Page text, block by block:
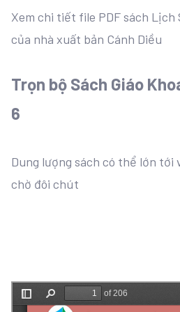
Xem chi tiết file PDF sách Lịch
của nhà xuất bản Cánh Diều
Trọn bộ Sách Giáo
6
Dung lượng sách có thể lớn tới
chờ đôi chút